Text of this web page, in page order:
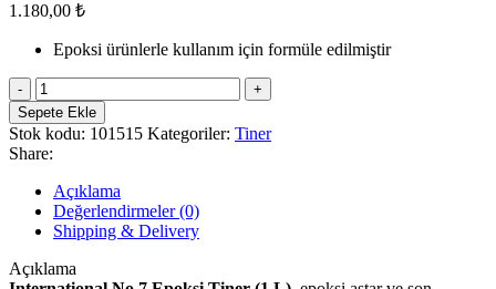
1.180,00 ₺
Epoksi ürünlerle kullanım için formüle edilmiştir
INTERNATIONAL
THINNER
NO.7
1LT
adet
Sepete Ekle
Stok kodu: 101515 Kategoriler: Tiner
Share:
Açıklama
Değerlendirmeler (0)
Shipping & Delivery
Açıklama